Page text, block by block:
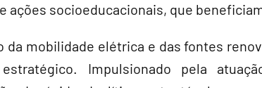
ações socioeducacionais, que
da mobilidade elétrica e das fontes
Impulsionado pela